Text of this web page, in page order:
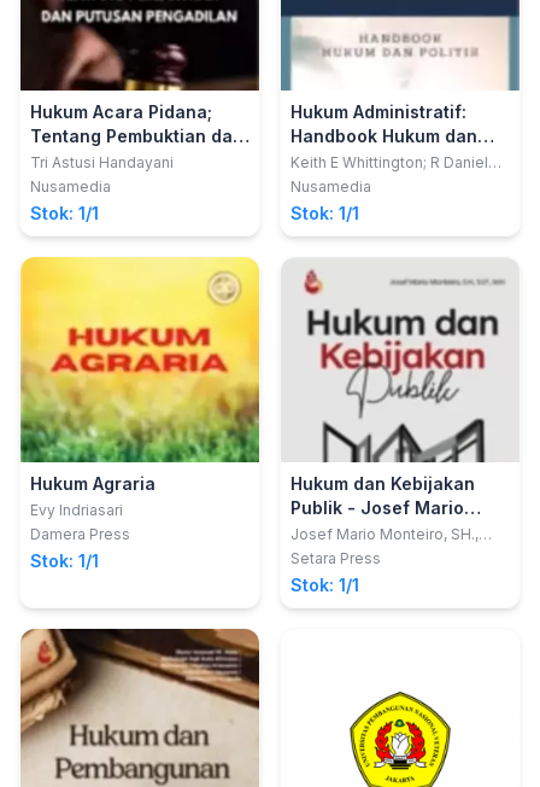
Hukum Acara Pidana;
Tentang Pembuktian dan
Putusan Pengadilan
Tri Astusi Handayani
Nusamedia
Stok: 1/1
Hukum Administratif:
Handbook Hukum dan
Politik
Keith E Whittington; R Daniel
Kelemen; Gregory A Caldeira
Nusamedia
Stok: 1/1
Hukum Agraria
Evy Indriasari
Damera Press
Stok: 1/1
Hukum dan Kebijakan
Publik - Josef Mario
Monteiro
Josef Mario Monteiro, SH.,
S.I.P., M.H.
Setara Press
Stok: 1/1